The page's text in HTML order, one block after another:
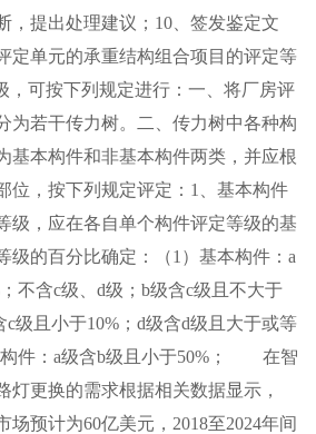
，提出处理建议；10、签发鉴定文
定单元的承重结构组合项目的评定等
，可按下列规定进行：一、将厂房评
为若干传力树。二、传力树中各种构
基本构件和非基本构件两类，并应根
位，按下列规定评定：1、基本构件
级，应在各自单个构件评定等级的基
级的百分比确定：（1）基本构件：a
不含c级、d级；b级含c级且不大于
c级且小于10%；d级含d级且大于或等
构件：a级含b级且小于50%； 在智
灯更换的需求根据相关数据显示，
场预计为60亿美元，2018至2024年间